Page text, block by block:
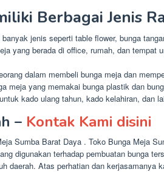
Berbagai Jenis
jenis seperti table flower, bunga
yang berada di office, rumah, dan tempat
dalam membeli bunga meja dan
meja yang memakai bunga plastik dan
kado ulang tahun, kado kelahiran, dan
– Kontak Kami disini
Sumba Barat Daya . Toko Bunga Meja
digunakan terhadap pembuatan bunga
daerah. Atas perhatian dan kerjasamanya